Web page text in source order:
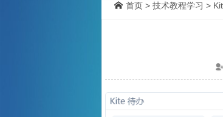
首页 > 技术教程学习 >